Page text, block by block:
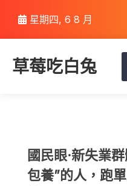
content
星期四, 6 8 月
草莓吃白兔
國民眼·新失業
包養”的人，跑